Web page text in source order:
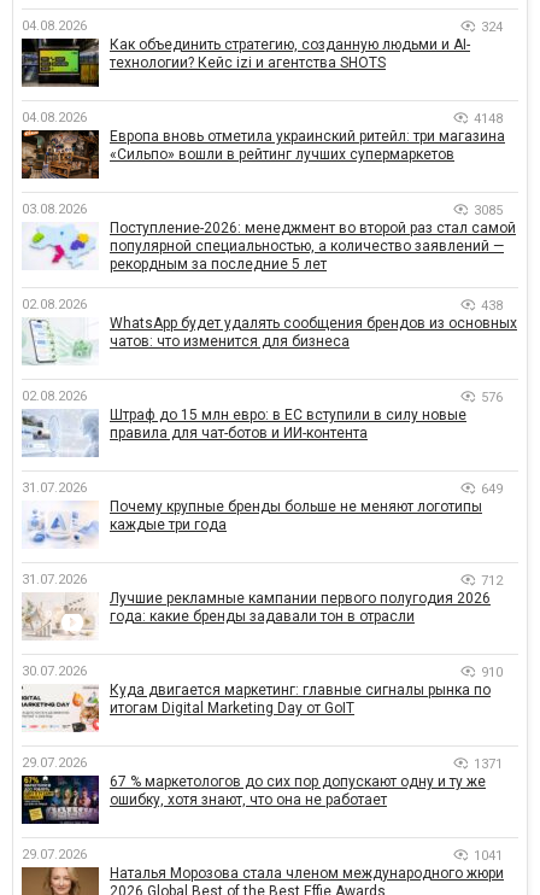
04.08.2026 324
Как объединить стратегию, созданную людьми и AI-
технологии? Кейс izi и агентства SHOTS
04.08.2026 4148
Европа вновь отметила украинский ритейл: три магазина
«Сильпо» вошли в рейтинг лучших супермаркетов
03.08.2026 3085
Поступление-2026: менеджмент во второй раз стал самой
популярной специальностью, а количество заявлений —
рекордным за последние 5 лет
02.08.2026 438
WhatsApp будет удалять сообщения брендов из основных
чатов: что изменится для бизнеса
02.08.2026 576
Штраф до 15 млн евро: в ЕС вступили в силу новые
правила для чат-ботов и ИИ-контента
31.07.2026 649
Почему крупные бренды больше не меняют логотипы
каждые три года
31.07.2026 712
Лучшие рекламные кампании первого полугодия 2026
года: какие бренды задавали тон в отрасли
30.07.2026 910
Куда двигается маркетинг: главные сигналы рынка по
итогам Digital Marketing Day от GoIT
29.07.2026 1371
67 % маркетологов до сих пор допускают одну и ту же
ошибку, хотя знают, что она не работает
29.07.2026 1041
Наталья Морозова стала членом международного жюри
2026 Global Best of the Best Effie Awards